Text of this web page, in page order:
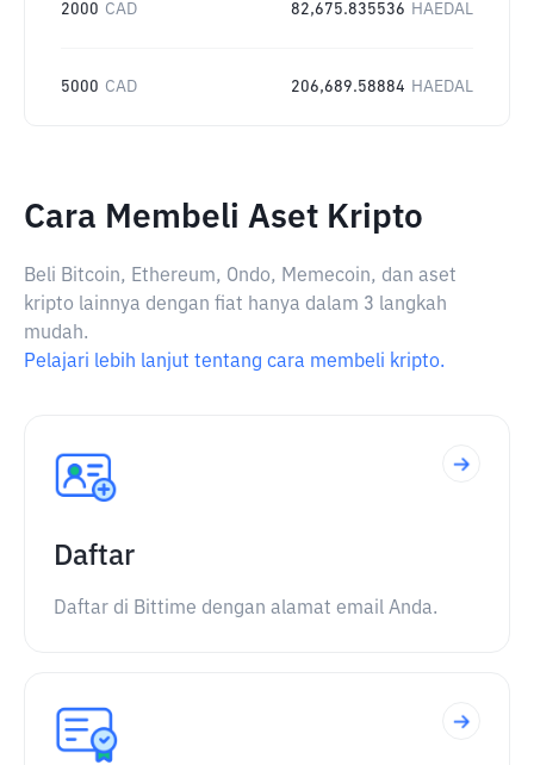
2000 CAD 82,675.835536 HAEDAL
5000 CAD 206,689.58884 HAEDAL
Cara Membeli Aset Kripto
Beli Bitcoin, Ethereum, Ondo, Memecoin, dan aset
kripto lainnya dengan fiat hanya dalam 3 langkah
mudah.
Pelajari lebih lanjut tentang cara membeli kripto.
Daftar
Daftar di Bittime dengan alamat email Anda.